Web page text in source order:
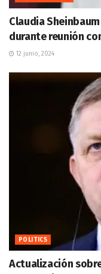
Claudia
durante reunión
12 junio, 2024
POLITICS
Actualización